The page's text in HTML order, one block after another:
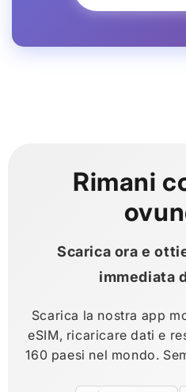
Rimani
Scarica ora e
immediata
Scarica la nostra app
eSIM, ricaricare dati e
160 paesi nel mondo.